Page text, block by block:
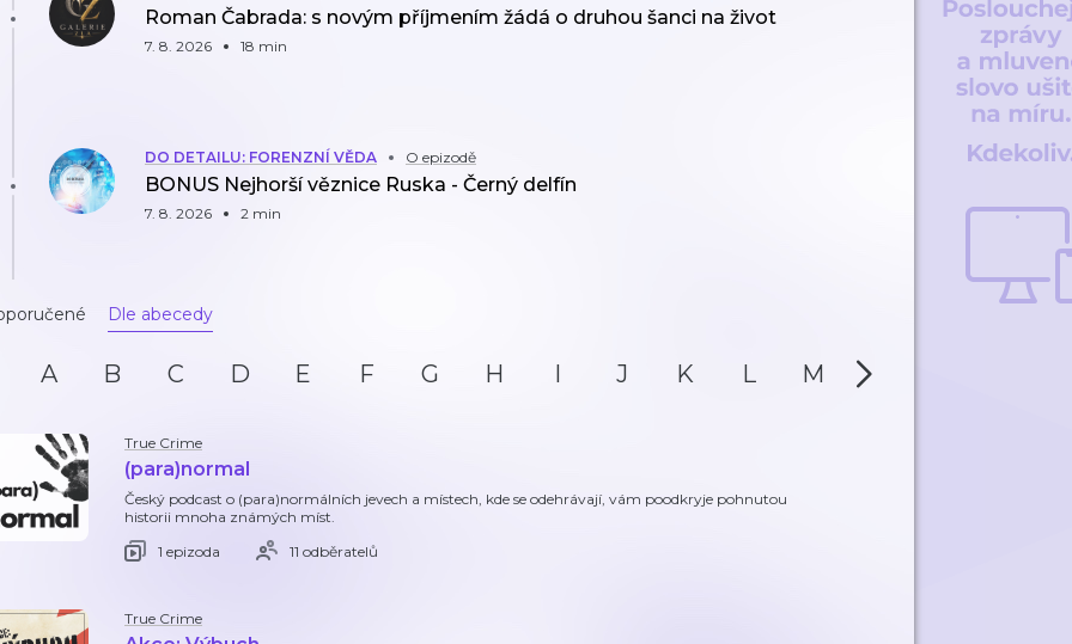
Roman Čabrada: s novým příjmením žádá o druhou šanci na život
7. 8. 2026 18 min
DO DETAILU: FORENZNÍ VĚDA O epizodě
BONUS Nejhorší věznice Ruska - Černý delfín
7. 8. 2026 2 min
Dle abecedy
A B C D E F G H I J K L M N
True Crime
(para)normal
Český podcast o (para)normálních jevech a místech, kde se odehrávají, vám poodkryje pohnutou
historii mnoha známých míst.
1 epizoda
11 odběratelů
True Crime